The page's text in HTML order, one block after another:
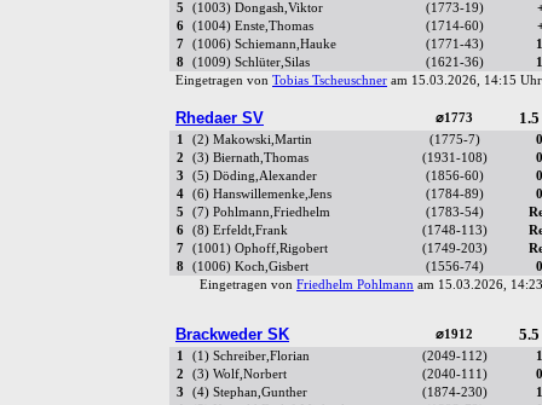
5
(1003) Dongash,Viktor (1773-19)
6
(1004) Enste,Thomas (1714-60)
7
(1006) Schiemann,Hauke (1771-43)
8
(1009) Schlüter,Silas (1621-36)
Eingetragen von Tobias Tscheuschner am 15.03.2026, 14:15
Rhedaer SV ⌀1773
1 (2) Makowski,Martin (1775-7)
2
(3) Biernath,Thomas (1931-108)
3
(5) Döding,Alexander (1856-60)
4
(6) Hanswillemenke,Jens (1784-89)
5
(7) Pohlmann,Friedhelm (1783-54)
6
(8) Erfeldt,Frank (1748-113)
7
(1001) Ophoff,Rigobert (1749-203)
8
(1006) Koch,Gisbert (1556-74)
Eingetragen von Friedhelm Pohlmann am 15.03.2026,
Brackweder SK ⌀1912
1 (1) Schreiber,Florian (2049-112)
2
(3) Wolf,Norbert (2040-111)
3
(4) Stephan,Gunther (1874-230)